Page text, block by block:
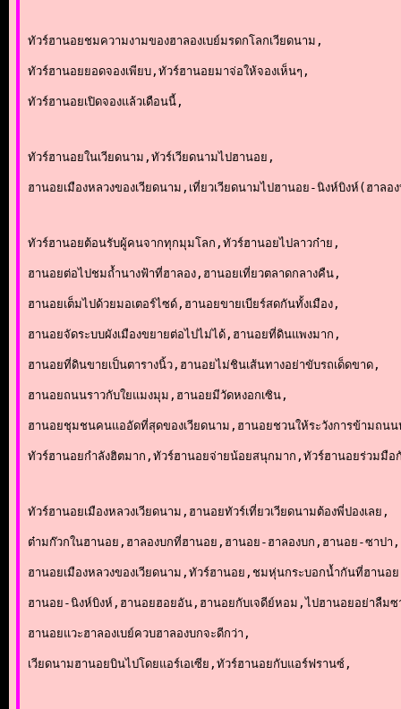
ทัวร์ฮานอยชมความงามของฮาลองเบย์มรดกโลกเวียดนาม,
ทัวร์ฮานอยยอดจองเพียบ,ทัวร์ฮานอยมาจ่อให้จองเห็นๆ,
ทัวร์ฮานอยเปิดจองแล้วเดือนนี้,
ทัวร์ฮานอยในเวียดนาม,ทัวร์เวียดนามไปฮานอย,
ฮานอยเมืองหลวงของเวียดนาม,เที่ยวเวียดนามไปฮานอย-นิงห์บิงห์(ฮา
ทัวร์ฮานอยต้อนรับผู้คนจากทุกมุมโลก,ทัวร์ฮานอยไปลาวก๋าย,
ฮานอยต่อไปชมถ้ำนางฟ้าที่ฮาลอง,ฮานอยเที่ยวตลาดกลางคืน,
ฮานอยเต็มไปด้วยมอเตอร์ไซด์,ฮานอยขายเบียร์สดกันทั้งเมือง,
ฮานอยจัดระบบผังเมืองขยายต่อไปไม่ได้,ฮานอยที่ดินแพงมาก,
ฮานอยที่ดินขายเป็นตารางนิ้ว,ฮานอยไม่ชินเส้นทางอย่าขับรถเด็ดขาด,
ฮานอยถนนราวกับใยแมงมุม,ฮานอยมีวัดหงอกเซิน,
ฮานอยชุมชนคนแออัดที่สุดของเวียดนาม,ฮานอยชวนให้ระวังการข้ามถน
ทัวร์ฮานอยกำลังฮิตมาก,ทัวร์ฮานอยจ่ายน้อยสนุกมาก,ทัวร์ฮานอยร่วมมือ
ทัวร์ฮานอยเมืองหลวงเวียดนาม,ฮานอยทัวร์เที่ยวเวียดนามต้องพี่ปองเลย,
ต๋ามก๊วกในฮานอย,ฮาลองบกที่ฮานอย,ฮานอย-ฮาลองบก,ฮานอย-ซาปา,
ฮานอยเมืองหลวงของเวียดนาม,ทัวร์ฮานอย,ชมหุ่นกระบอกน้ำกันที่ฮานอ
ฮานอย-นิงห์บิงห์,ฮานอยฮอยอัน,ฮานอยกับเจดีย์หอม,ไปฮานอยอย่าลืม
ฮานอยแวะฮาลองเบย์ควบฮาลองบกจะดีกว่า,
เวียดนามฮานอยบินไปโดยแอร์เอเซีย,ทัวร์ฮานอยกับแอร์ฟรานซ์,